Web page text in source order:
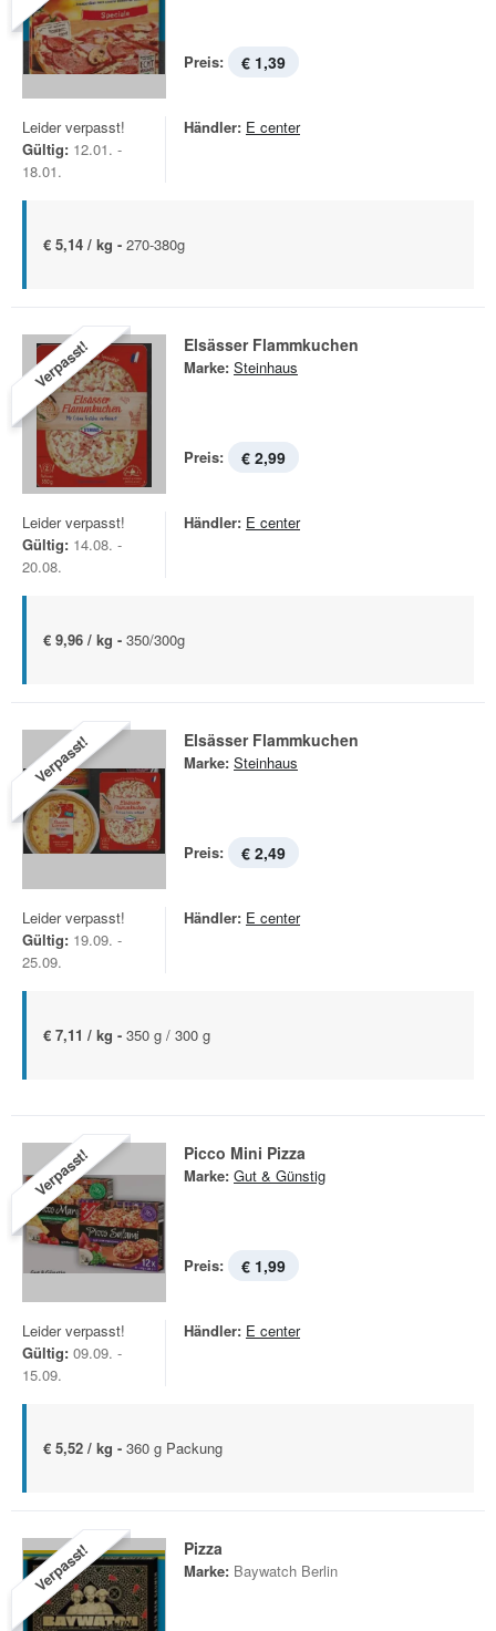
Preis: € 1,39
Leider verpasst!
Gültig: 12.01. -
18.01.
Händler: E center
€ 5,14 / kg - 270-380g
Verpasst! Elsässer Flammkuchen
Marke: Steinhaus
Preis: € 2,99
Leider verpasst!
Gültig: 14.08. -
20.08.
Händler: E center
€ 9,96 / kg - 350/300g
Verpasst! Elsässer Flammkuchen
Marke: Steinhaus
Preis: € 2,49
Leider verpasst!
Gültig: 19.09. -
25.09.
Händler: E center
€ 7,11 / kg - 350 g / 300 g
Verpasst! Picco Mini Pizza
Marke: Gut & Günstig
Preis: € 1,99
Leider verpasst!
Gültig: 09.09. -
15.09.
Händler: E center
€ 5,52 / kg - 360 g Packung
Verpasst! Pizza
Marke: Baywatch Berlin